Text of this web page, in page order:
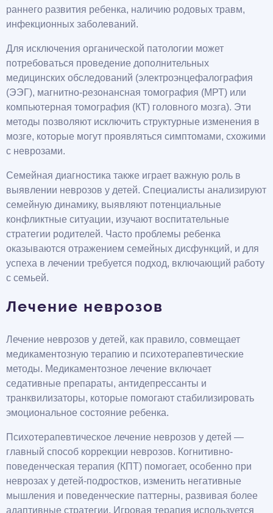
раннего развития ребенка, наличию родовых травм,
инфекционных заболеваний.
Для исключения органической патологии может
потребоваться проведение дополнительных
медицинских обследований (электроэнцефалография
(ЭЭГ), магнитно-резонансная томография (МРТ) или
компьютерная томография (КТ) головного мозга). Эти
методы позволяют исключить структурные изменения в
мозге, которые могут проявляться симптомами, схожими
с неврозами.
Семейная диагностика также играет важную роль в
выявлении неврозов у детей. Специалисты анализируют
семейную динамику, выявляют потенциальные
конфликтные ситуации, изучают воспитательные
стратегии родителей. Часто проблемы ребенка
оказываются отражением семейных дисфункций, и для
успеха в лечении требуется подход, включающий работу
с семьей.
Лечение неврозов
Лечение неврозов у детей, как правило, совмещает
медикаментозную терапию и психотерапевтические
методы. Медикаментозное лечение включает
седативные препараты, антидепрессанты и
транквилизаторы, которые помогают стабилизировать
эмоциональное состояние ребенка.
Психотерапевтическое лечение неврозов у детей —
главный способ коррекции неврозов. Когнитивно-
поведенческая терапия (КПТ) помогает, особенно при
неврозах у детей-подростков, изменить негативные
мышления и поведенческие паттерны, развивая более
адаптивные стратегии. Игровая терапия используется